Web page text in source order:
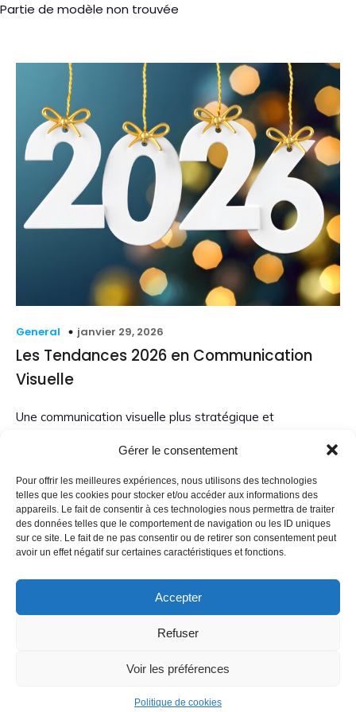
Gérer le consentement
Pour offrir les meilleures expériences, nous utilisons des technologies
telles que les cookies pour stocker et/ou accéder aux informations des
appareils. Le fait de consentir à ces technologies nous permettra de traiter
des données telles que le comportement de navigation ou les ID uniques
sur ce site. Le fait de ne pas consentir ou de retirer son consentement peut
avoir un effet négatif sur certaines caractéristiques et fonctions.
Accepter
Refuser
Voir les préférences
Politique de cookies
Partie de modèle non trouvée
General janvier 29, 2026
Les Tendances 2026 en Communication
Visuelle
Une communication visuelle plus stratégique et
design graphique s’applique aussi bien au digital[…]
Latest Comments